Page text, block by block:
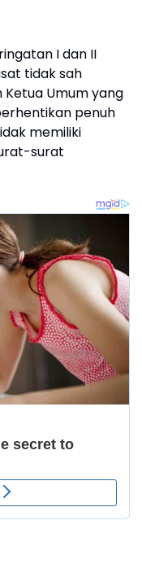
I dan II
tidak sah
Umum yang
penuh
memiliki
surat